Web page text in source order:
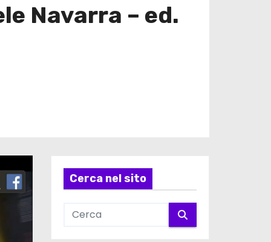
Navarra – ed.
Cerca nel sito